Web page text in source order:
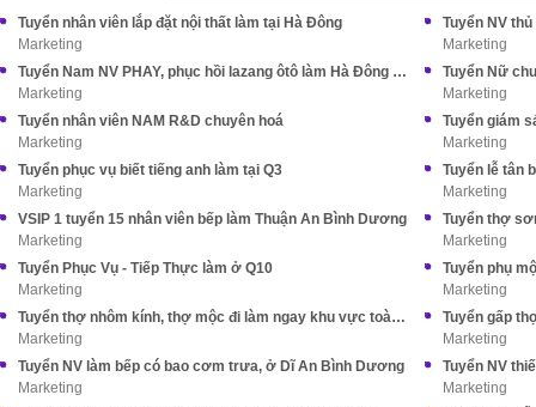
Tuyển nhân viên lắp đặt nội thất làm tại Hà Đông
Marketing
Tuyển NV
Marketing
Tuyển Nam NV PHAY, phục hồi lazang ôtô làm Hà Đông HN
Marketing
Tuyển Nữ
Marketing
Tuyển nhân viên NAM R&D chuyên hoá
Marketing
Tuyển giám
Marketing
Tuyển phục vụ biết tiếng anh làm tại Q3
Marketing
Tuyển lễ tân
Marketing
VSIP 1 tuyển 15 nhân viên bếp làm Thuận An Bình Dương
Marketing
Tuyển thợ
Marketing
Tuyển Phục Vụ - Tiếp Thực làm ở Q10
Marketing
Tuyển phụ
Marketing
Tuyển thợ nhôm kính, thợ mộc đi làm ngay khu vực toàn HCM
Marketing
Tuyển gấp
Marketing
Tuyển NV làm bếp có bao cơm trưa, ở Dĩ An Bình Dương
Marketing
Marketing